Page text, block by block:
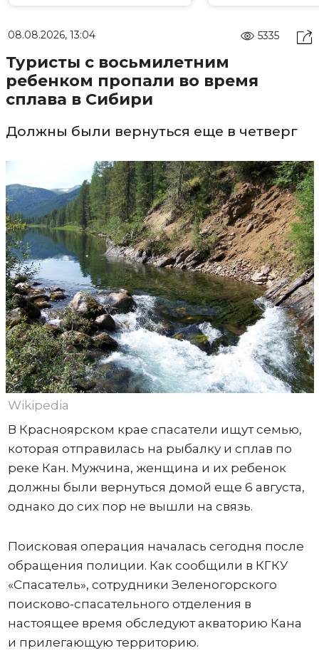
08.08.2026, 13:04 5335
Туристы с восьмилетним
ребенком пропали во время
сплава в Сибири
Должны были вернуться еще в четверг
Wikipedia
В Красноярском крае спасатели ищут семью,
которая отправилась на рыбалку и сплав по
реке Кан. Мужчина, женщина и их ребенок
должны были вернуться домой еще 6 августа,
однако до сих пор не вышли на связь.
Поисковая операция началась сегодня после
обращения полиции. Как сообщили в КГКУ
«Спасатель», сотрудники Зеленогорского
поисково-спасательного отделения в
настоящее время обследуют акваторию Кана
и прилегающую территорию.